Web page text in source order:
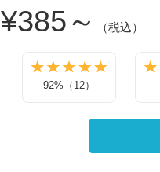
¥385～ （税込）
92%（12）